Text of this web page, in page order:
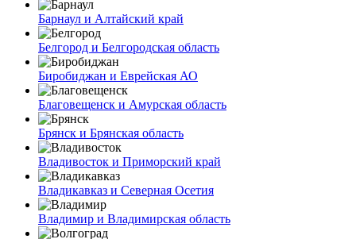
Барнаул и Алтайский край
Белгород и Белгородская область
Биробиджан и Еврейская АО
Благовещенск и Амурская область
Брянск и Брянская область
Владивосток и Приморский край
Владикавказ и Северная Осетия
Владимир и Владимирская область